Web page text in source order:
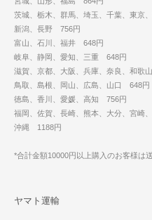
茨城、栃木、群馬、埼玉、千葉、東京
新潟、長野 756円
富山、石川、福井 648円
岐阜、静岡、愛知、三重 648円
滋賀、京都、大阪、兵庫、奈良、和歌
鳥取、島根、岡山、広島、山口 648円
徳島、香川、愛媛、高知 756円
福岡、佐賀、長崎、熊本、大分、宮崎
沖縄 1188円
*合計金額10000円以上購入のお客様は
ヤマト運輸